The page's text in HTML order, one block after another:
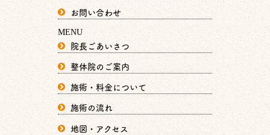
お問い合わせ
MENU
院長ごあいさつ
整体院のご案内
施術・料金について
施術の流れ
地図・アクセス